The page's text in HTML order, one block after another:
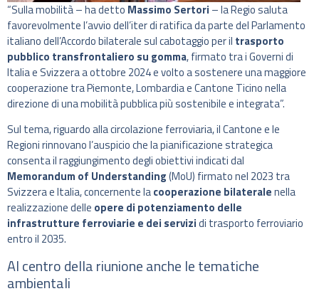
“Sulla mobilità – ha detto Massimo Sertori – la Regio saluta
favorevolmente l’avvio dell’iter di ratifica da parte del Parlamento
italiano dell’Accordo bilaterale sul cabotaggio per il trasporto
pubblico transfrontaliero su gomma, firmato tra i Governi di
Italia e Svizzera a ottobre 2024 e volto a sostenere una maggiore
cooperazione tra Piemonte, Lombardia e Cantone Ticino nella
direzione di una mobilità pubblica più sostenibile e integrata”.
Sul tema, riguardo alla circolazione ferroviaria, il Cantone e le
Regioni rinnovano l’auspicio che la pianificazione strategica
consenta il raggiungimento degli obiettivi indicati dal
Memorandum of Understanding(MoU) firmato nel 2023 tra
Svizzera e Italia, concernente lacooperazione bilateralenella
realizzazione delle opere di potenziamento delle
infrastrutture ferroviarie e dei servizidi trasporto ferroviario
entro il 2035.
Al centro della riunione anche le tematiche
ambientali